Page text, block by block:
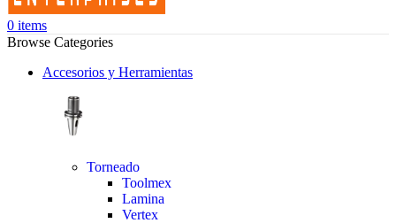
0 items
Browse Categories
Accesorios y Herramientas
Torneado
Toolmex
Lamina
Vertex